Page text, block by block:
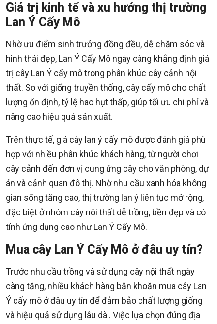
Giá trị kinh tế và xu hướng thị trường
Lan Ý Cấy Mô
Nhờ ưu điểm sinh trưởng đồng đều, dễ chăm sóc và
hình thái đẹp, Lan Ý Cấy Mô ngày càng khẳng định giá
trị cây Lan Ý cấy mô trong phân khúc cây cảnh nội
thất. So với giống truyền thống, cây cấy mô cho chất
lượng ổn định, tỷ lệ hao hụt thấp, giúp tối ưu chi phí và
nâng cao hiệu quả sản xuất.
Trên thực tế, giá cây lan ý cấy mô được đánh giá phù
hợp với nhiều phân khúc khách hàng, từ người chơi
cây cảnh đến đơn vị cung ứng cây cho văn phòng, dự
án và cảnh quan đô thị. Nhờ nhu cầu xanh hóa không
gian sống tăng cao, thị trường lan ý liên tục mở rộng,
đặc biệt ở nhóm cây nội thất dễ trồng, bền đẹp và có
tính ứng dụng cao như Lan Ý Cấy Mô.
Mua cây Lan Ý Cấy Mô ở đâu uy tín?
Trước nhu cầu trồng và sử dụng cây nội thất ngày
càng tăng, nhiều khách hàng băn khoăn mua cây Lan
Ý cấy mô ở đâu uy tín để đảm bảo chất lượng giống
và hiệu quả sử dụng lâu dài. Việc lựa chọn đúng địa